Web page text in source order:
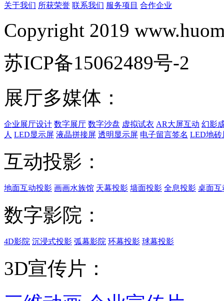
关于我们 所获荣誉 联系我们 服务项目 合作企业
Copyright 2019
苏ICP备15062489号-2
展厅多媒体：
企业展厅设计 数字展厅 数字沙盘 虚拟试衣 AR大屏互动 幻影
人 LED显示屏 液晶拼接屏 透明显示屏 电子留言签名 LED地砖
互动投影：
地面互动投影 画画水族馆 天幕投影 墙面投影 全息投影 桌面互
数字影院：
4D影院 沉浸式投影 弧幕影院 环幕投影 球幕投影
3D宣传片：